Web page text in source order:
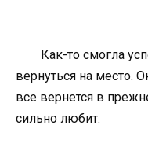
Как-то смогла
вернуться на место.
все вернется в
сильно любит.